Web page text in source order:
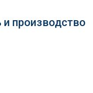
производство